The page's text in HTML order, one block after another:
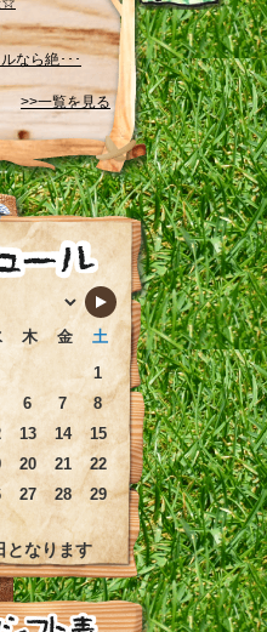
なら絶･･･
>>一覧を見る
木 金
土
1
6 7
8
13 14
15
20 21
22
27 28
29
となります